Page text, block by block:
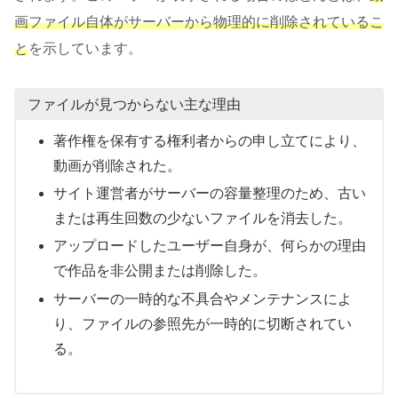
画ファイル自体がサーバーから物理的に削除されているこ
とを示しています。
ファイルが見つからない主な理由
著作権を保有する権利者からの申し立てにより、
動画が削除された。
サイト運営者がサーバーの容量整理のため、古い
または再生回数の少ないファイルを消去した。
アップロードしたユーザー自身が、何らかの理由
で作品を非公開または削除した。
サーバーの一時的な不具合やメンテナンスによ
り、ファイルの参照先が一時的に切断されてい
る。